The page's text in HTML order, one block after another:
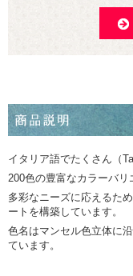
イタリア語でたくさん（
200色の豊富なカラーバリ
多彩なニーズに応えるた
ートを構築しています。
色名はマンセル色立体に
ています。